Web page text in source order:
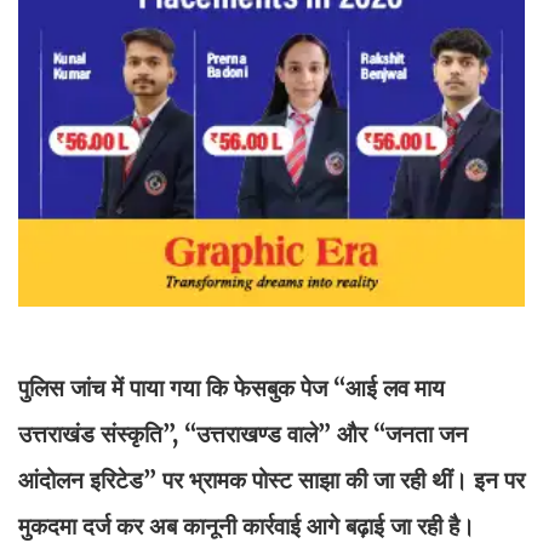
पुलिस जांच में पाया गया कि फेसबुक पेज “आई लव माय
उत्तराखंड संस्कृति”, “उत्तराखण्ड वाले” और “जनता जन
आंदोलन इरिटेड” पर भ्रामक पोस्ट साझा की जा रही थीं। इन पर
मुकदमा दर्ज कर अब कानूनी कार्रवाई आगे बढ़ाई जा रही है।